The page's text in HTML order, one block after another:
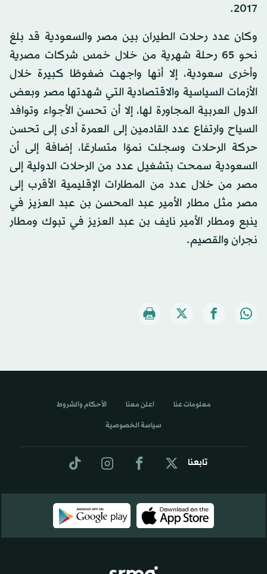
2017.
وكان عدد رحلات الطيران بين مصر والسعودية قد بلغ
نحو 65 رحلة شهرية من خلال خمس شركات مصرية
وأخرى سعودية، إلا أنها واجهت ضغوطًا كبيرة خلال
الأزمات السياسية والاقتصادية التي شهدتها مصر وبعض
الدول العربية المجاورة لها، إلا أن تحسن الأجواء وتوافد
السياح وارتفاع عدد القادمين إلى العمرة أدى إلى تحسن
حركة الرحلات وسجلت نموًا متسارعًا، إضافة إلى أن
السعودية سمحت بتشغيل عدد من الرحلات الدولية إلى
مصر من خلال عدد من المطارات الإقليمية الأقرب إلى
مصر مثل مطار الأمير عبد المحسن بن عبد العزيز في
ينبع ومطار الأمير نايف بن عبد العزيز في تبوك ومطار
نجران والقصيم.
تابعنا
معلومات عنا اعلن معنا الأحكام والشروط
سياسة الخصوصية